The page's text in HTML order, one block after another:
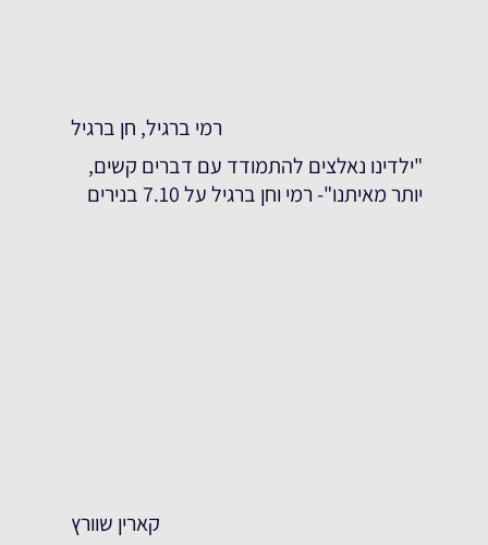
רמי ברגיל, חן ברגיל
"ילדינו נאלצים להתמודד עם דברים קשים,
יותר מאיתנו"- רמי וחן ברגיל על 7.10 בנירים
קארין שוורץ